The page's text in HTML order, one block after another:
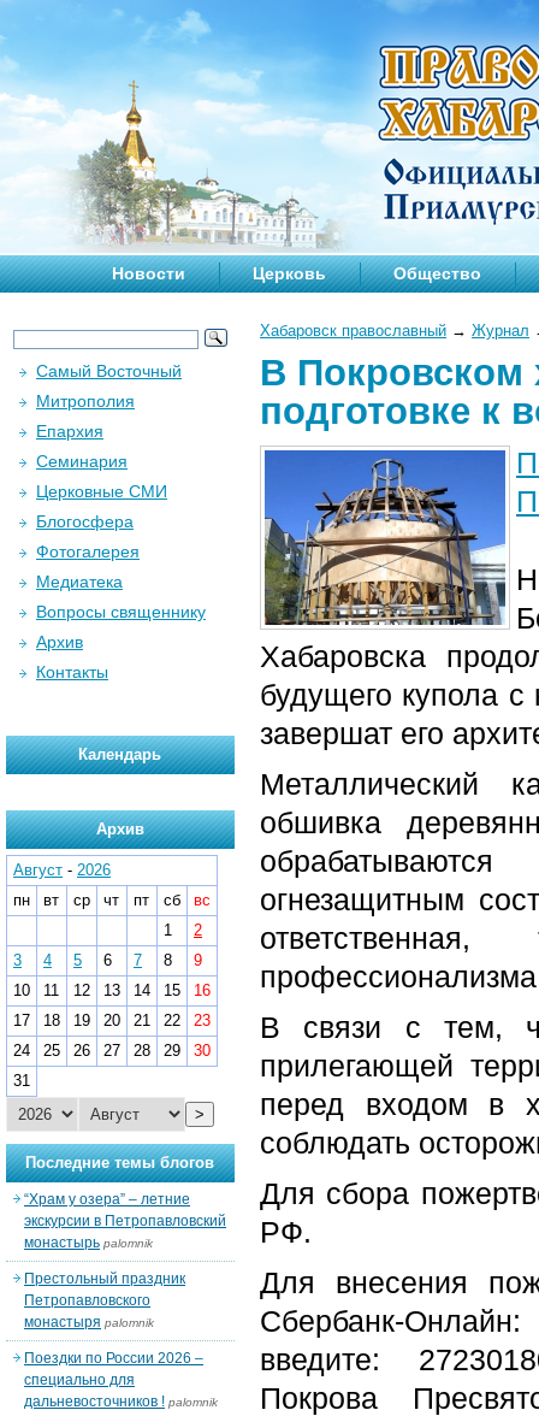
Новости Церковь Общество
Хабаровск православный → Журнал
В Покровском
подготовке к
Хабаровска
будущего купола с
завершат его
Металлический
обшивка
огнезащитным
В связи с тем,
прилегающей
перед входом в
соблюдать
Для сбора
РФ.
Для внесения
Сбербанк-
введите:
Покрова
Самый Восточный
Митрополия
Епархия
Семинария
Церковные СМИ
Блогосфера
Фотогалерея
Медиатека
Вопросы священнику
Архив
Контакты
Календарь
Архив
Август - 2026
пн
вт ср чт пт сб
вс
1
2
3
4 5 6 7 8
9
10
11 12 13 14 15
16
17
18 19 20 21 22
23
24
25 26 27 28 29
30
31
>
Последние темы блогов
“Храм у озера” – летние
экскурсии в Петропавловский
монастырь palomnik
Престольный праздник
Петропавловского
монастыря palomnik
Поездки по России 2026 –
специально для
дальневосточников ! palomnik